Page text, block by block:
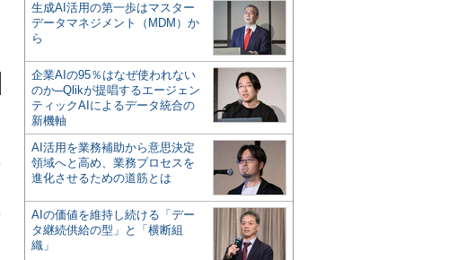
生成AI活用の第一歩はマスター
データマネジメント（MDM）か
ら
企業AIの95％はなぜ使われない
のか─Qlikが提唱するエージェン
ティックAIによるデータ統合の
新機軸
AI活用を業務補助から意思決定
領域へと高め、業務プロセスを
進化させるための道筋とは
AIの価値を維持し続ける「デー
タ継続供給の型」と「横断組
織」